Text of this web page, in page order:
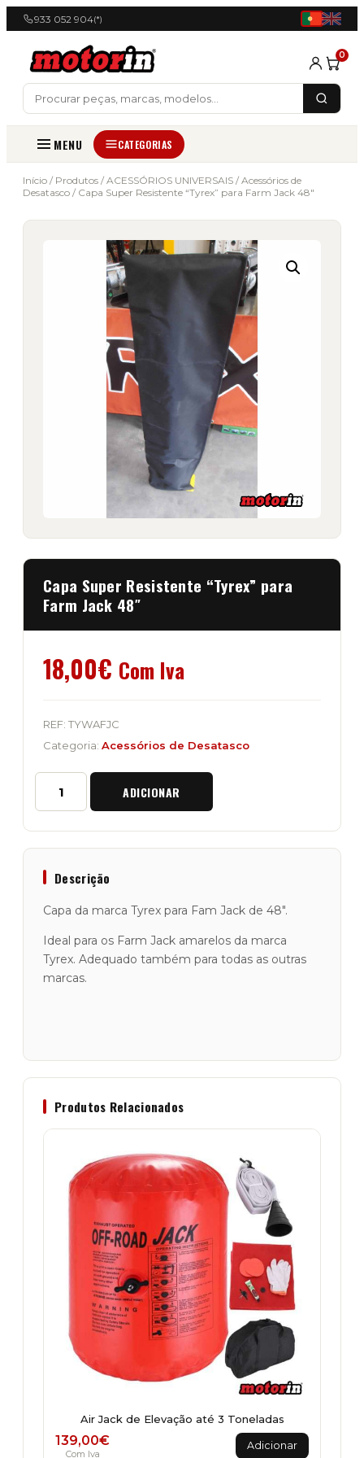
933 052 904(*)
0
MENU CATEGORIAS
Início / Produtos / ACESSÓRIOS UNIVERSAIS / Acessórios de
Desatasco / Capa Super Resistente “Tyrex” para Farm Jack 48″
Capa Super Resistente “Tyrex” para
Farm Jack 48″
18,00€ Com Iva
REF: TYWAFJC
Categoria: Acessórios de Desatasco
Quantidade
Capa
para
Farm
Jack
48"
ADICIONAR
Descrição
Capa da marca Tyrex para Fam Jack de 48″.
Ideal para os Farm Jack amarelos da marca
Tyrex. Adequado também para todas as outras
marcas.
Produtos Relacionados
Air Jack de Elevação até 3 Toneladas
139,00€
Com Iva
Adicionar